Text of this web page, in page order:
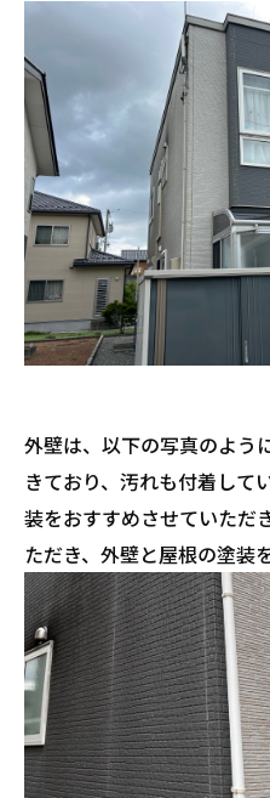
外壁は、以下の写真のよう
きており、汚れも付着して
装をおすすめさせていただ
ただき、外壁と屋根の塗装